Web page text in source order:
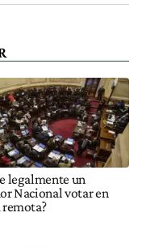
legalmente un
Nacional votar en